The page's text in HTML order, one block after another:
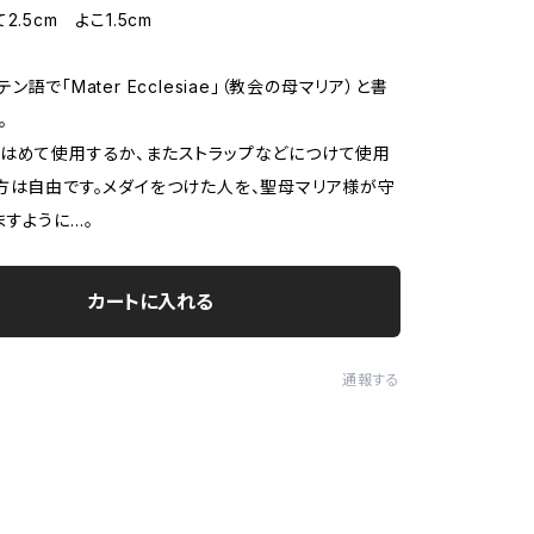
2.5cm よこ1.5cm
ン語で「Mater Ecclesiae」（教会の母マリア）と書
めて使用するか、またストラップなどにつけて使用
は自由です。メダイをつけた人を、聖母マリア様が守
すように…。
カートに入れる
通報する